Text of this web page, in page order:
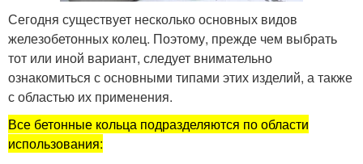
Сегодня существует несколько основных видов
железобетонных колец. Поэтому, прежде чем выбрать
тот или иной вариант, следует внимательно
ознакомиться с основными типами этих изделий, а также
с областью их применения.
Все бетонные кольца подразделяются по области
использования: